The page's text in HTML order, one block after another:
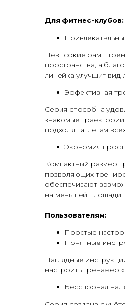
Для фитнес-клубов:
Невысокие рамы
пространства, а
линейка улучшит вид
Эффективная
Серия способна
знакомые
подходят атлетам
Экономия
Компактный размер
позволяющих
обеспечивают
на меньшей площади.
Пользователям:
Простые
Понятные
Наглядные
настроить тренажёр
Бесспорная